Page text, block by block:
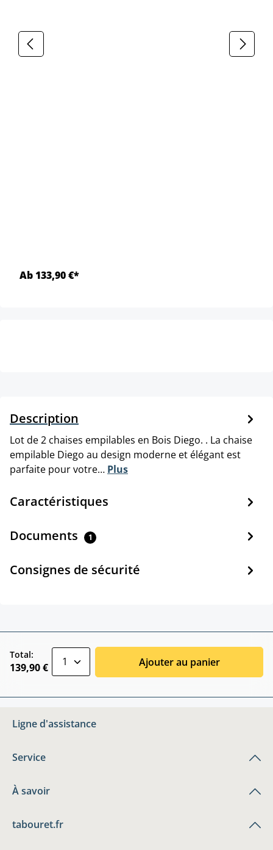
Ab 133,90 €*
Description
Lot de 2 chaises empilables en Bois Diego. . La chaise
empilable Diego au design moderne et élégant est
parfaite pour votre… Plus
Caractéristiques
Documents 1
Consignes de sécurité
Total:
139,90 € Ajouter au panier
Ligne d'assistance
Service
À savoir
tabouret.fr